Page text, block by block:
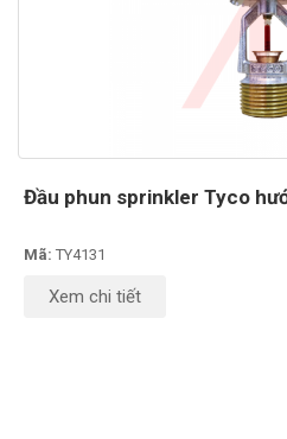
Đầu phun sprinkler Tyco
Mã: TY4131
Xem chi tiết